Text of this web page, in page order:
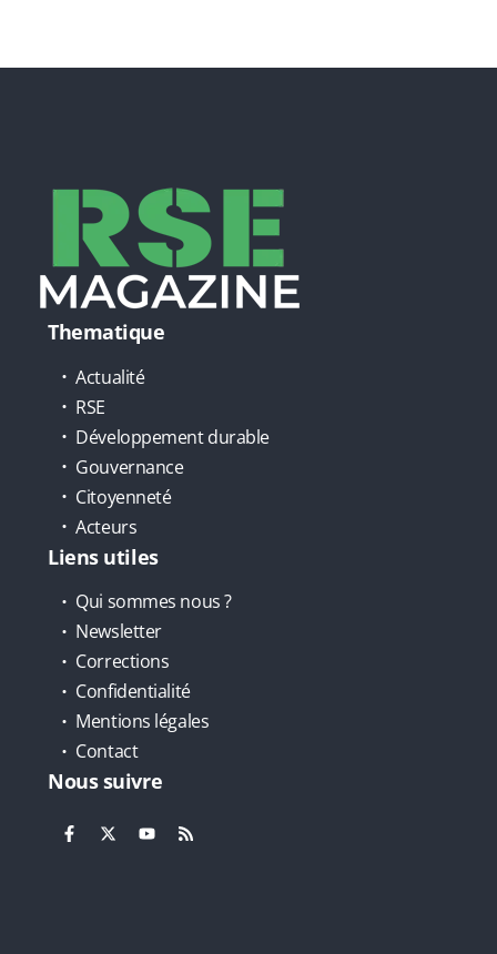
Thematique
Actualité
RSE
Développement durable
Gouvernance
Citoyenneté
Acteurs
Liens utiles
Qui sommes nous ?
Newsletter
Corrections
Confidentialité
Mentions légales
Contact
Nous suivre